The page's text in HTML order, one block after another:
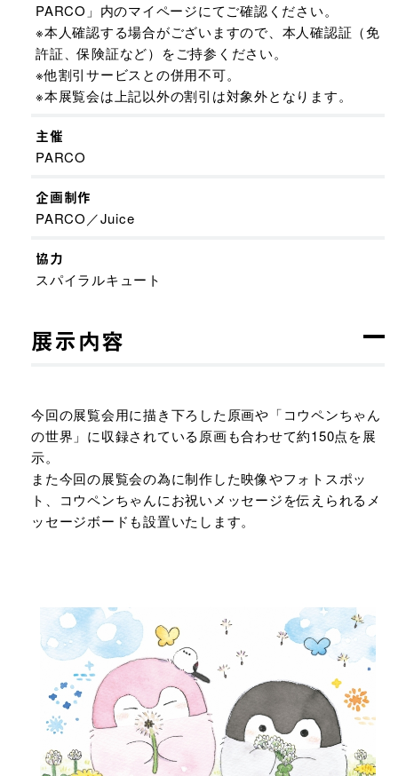
PARCO」内のマイページにてご確認ください。
※本人確認する場合がございますので、本人確認証（免
許証、保険証など）をご持参ください。
※他割引サービスとの併用不可。
※本展覧会は上記以外の割引は対象外となります。
主催
PARCO
企画制作
PARCO／Juice
協力
スパイラルキュート
展示内容
今回の展覧会用に描き下ろした原画や「コウペンちゃん
の世界」に収録されている原画も合わせて約150点を展
示。
また今回の展覧会の為に制作した映像やフォトスポッ
ト、コウペンちゃんにお祝いメッセージを伝えられるメ
ッセージボードも設置いたします。